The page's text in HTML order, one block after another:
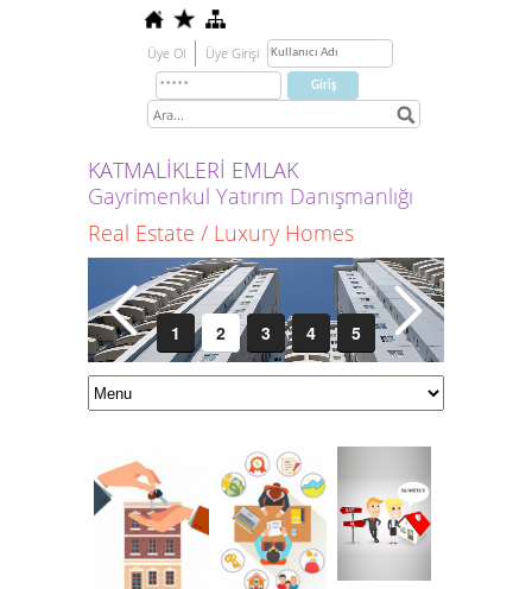
Üye Ol Üye Girişi
KATMALİKLERİ EMLAK
Gayrimenkul Yatırım Danışmanlığı
Real Estate / Luxury Homes
1 2 3 4 5